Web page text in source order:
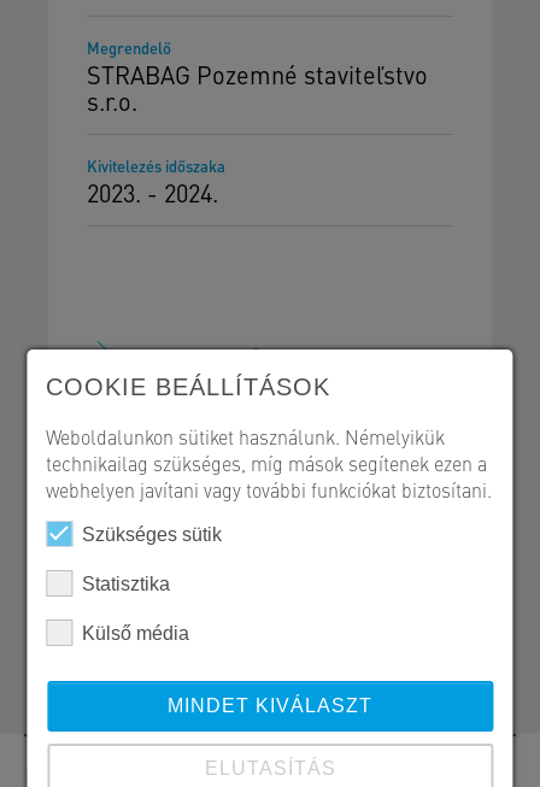
Megrendelő
STRABAG Pozemné staviteľstvo
s.r.o.
Kivitelezés időszaka
2023. - 2024.
Körüreges födémpanelek
Referencialap - PDF
SW Umwelttechnik Magyarország Kft.
+421 910 806 000
COOKIE BEÁLLÍTÁSOK
Weboldalunkon sütiket használunk. Némelyikük
technikailag szükséges, míg mások segítenek ezen a
webhelyen javítani vagy további funkciókat biztosítani.
Szükséges sütik
Statisztika
Külső média
MINDET KIVÁLASZT
ELUTASÍTÁS